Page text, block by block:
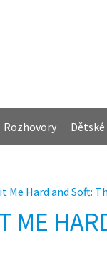
Rozhovory
Me Hard and Soft:
ME